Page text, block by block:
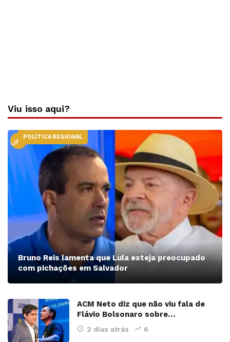
Viu isso aqui?
LOCALPOLÍTICA REGIONAL
Bruno Reis lamenta que Lula esteja preocupado
com pichações em Salvador
ACM Neto diz que não viu fala de
Flávio Bolsonaro sobre…
2 dias atrás 6